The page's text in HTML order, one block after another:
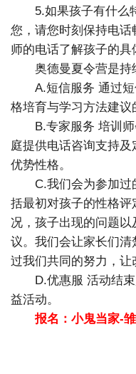
5.如果孩子有什么
您，请您时刻保持电
师的电话了解孩子的具
奥德曼夏令营是持
A.短信服务 通过
格培育与学习方法建议
B.专家服务 培训
庭提供电话咨询支持
优势性格。
C.我们会为参加
括最初对孩子的性格
况，孩子出现的问题
议。我们会让家长们
过我们共同的努力，让
D.优惠服 活动结
益活动。
报名：小鬼当家-